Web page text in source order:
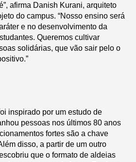
afirma Danish Kurani, arquiteto
do campus. “Nosso ensino será
e no desenvolvimento da
Queremos cultivar
solidárias, que vão sair pelo o
inspirado por um estudo de
pessoas nos últimos 80 anos
fortes são a chave
disso, a partir de um outro
que o formato de aldeias